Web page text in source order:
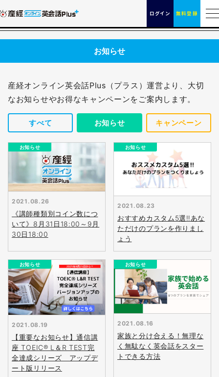
ログイン 無料登録
お知らせ
産経オンライン英会話Plus（プラス）運営より、大切
なお知らせやお得なキャンペーンをご案内します。
すべて お知らせ キャンペーン
お知らせ
2021.08.26
《講師種類別コイン数につ
いて》8月31日18:00～9月
30日18:00
お知らせ
2021.08.23
おすすめカスタム5選‼あな
ただけのプランを作りまし
ょう
お知らせ
2021.08.19
【重要なお知らせ】通信講
座 TOEIC® L＆R TEST完
全達成シリーズ アップデ
ート版リリース
お知らせ
2021.08.16
家族と分け合える！無理な
く無駄なく英会話をスター
トできる方法